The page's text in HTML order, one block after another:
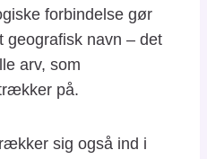
forbindelse gør
geografisk navn – det
arv, som
på.
sig også ind i